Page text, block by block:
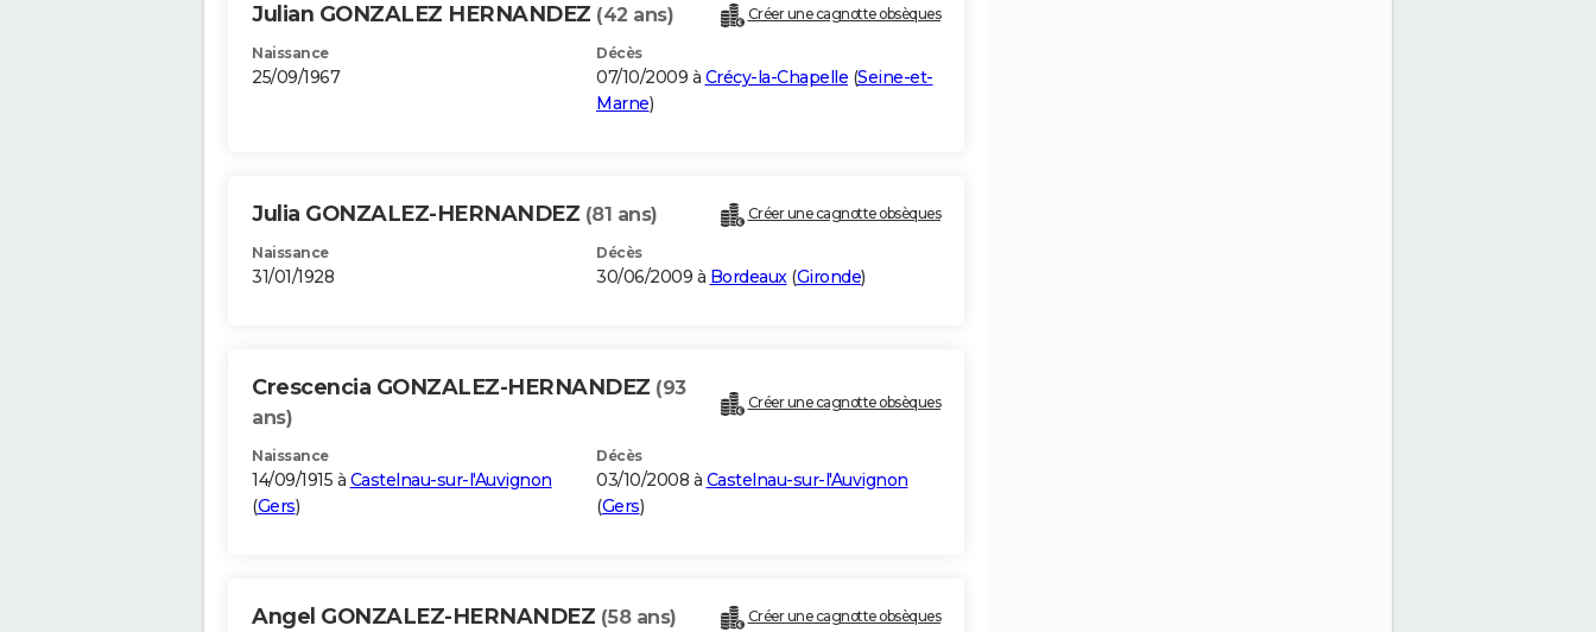
Julian GONZALEZ HERNANDEZ (42 ans) Créer une cagnotte obsèques
Naissance
25/09/1967
Décès
07/10/2009 à Crécy-la-Chapelle (Seine-et-
Marne)
Julia GONZALEZ-HERNANDEZ (81 ans) Créer une cagnotte obsèques
Naissance
31/01/1928
Décès
30/06/2009 à Bordeaux(Gironde)
Crescencia GONZALEZ-HERNANDEZ (93
ans)
Créer une cagnotte obsèques
Naissance
14/09/1915 à Castelnau-sur-l'Auvignon
(Gers)
Décès
03/10/2008 à Castelnau-sur-l'Auvignon
(Gers)
Angel GONZALEZ-HERNANDEZ (58 ans) Créer une cagnotte obsèques